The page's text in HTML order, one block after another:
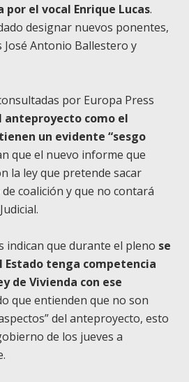
el vocal Enrique Lucas.
designar nuevos ponentes,
José Antonio Ballestero y
por Europa Press
anteproyecto como el
un evidente “sesgo
que el nuevo informe que
la ley que pretende sacar
coalición y que no contará
indican que durante el pleno se
Estado tenga competencia
de Vivienda con ese
que entienden que no son
del anteproyecto, esto
de los jueves a